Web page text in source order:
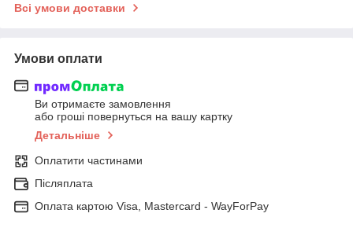
Всі умови доставки
Умови оплати
Ви отримаєте замовлення
або гроші повернуться на вашу картку
Детальніше
Оплатити частинами
Післяплата
Оплата картою Visa, Mastercard - WayForPay